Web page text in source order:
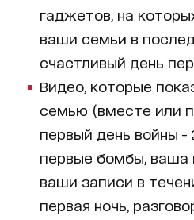
гаджетов, на
ваши семьи в
счастливый день
Видео, которые
семью (вместе или
первый день войны -
первые бомбы, ваша
ваши записи в
первая ночь,